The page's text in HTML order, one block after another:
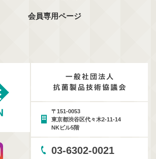
会員専用ページ
〒151-0053
東京都渋谷区代々木2-11-14
NKビル5階
03-6302-0021